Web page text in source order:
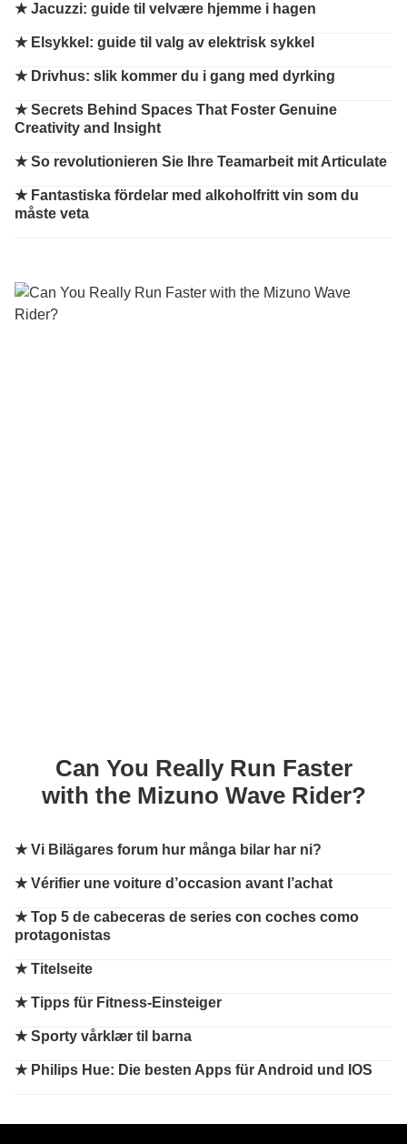
★Jacuzzi: guide til velvære hjemme i hagen
★ Elsykkel: guide til valg av elektrisk sykkel
★ Drivhus: slik kommer du i gang med dyrking
★Secrets Behind Spaces That Foster Genuine
Creativity and Insight
★So revolutionieren Sie Ihre Teamarbeit mit Articulate
★ Fantastiska fördelar med alkoholfritt vin som du
måste veta
Can You Really Run Faster
with the Mizuno Wave Rider?
★Vi Bilägares forum hur många bilar har ni?
★Vérifier une voiture d’occasion avant l’achat
★Top 5 de cabeceras de series con coches como
protagonistas
★Titelseite
★Tipps für Fitness-Einsteiger
★Sporty vårklær til barna
★ Philips Hue: Die besten Apps für Android und IOS